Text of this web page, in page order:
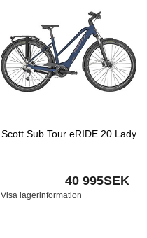
Scott Sub Tour eRIDE 20 Lady
40 995SEK
Visa lagerinformation